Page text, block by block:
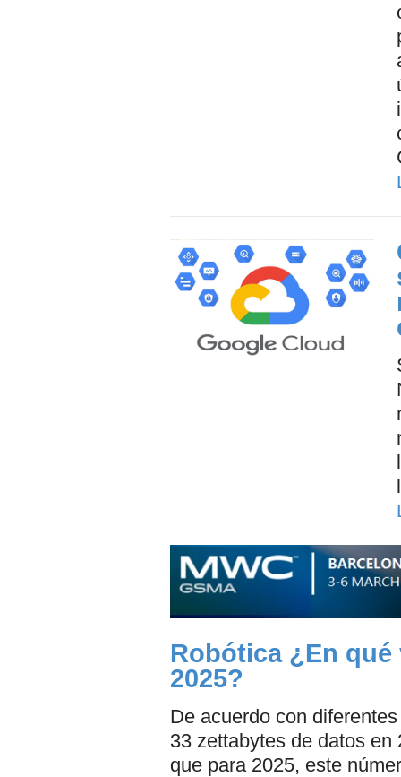
Robótica ¿En
2025?
De acuerdo con
33 zettabytes de datos
que para 2025, este